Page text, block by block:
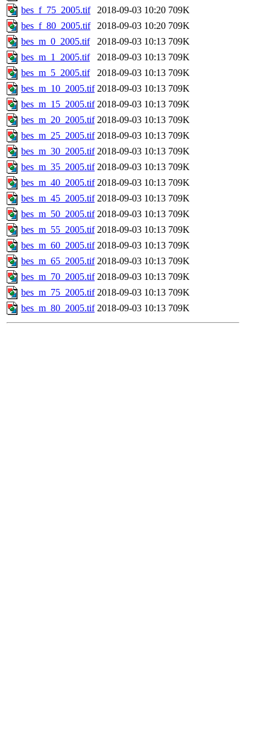
bes_f_75_2005.tif
2018-09-03 10:20 709K
bes_f_80_2005.tif
2018-09-03 10:20 709K
bes_m_0_2005.tif
2018-09-03 10:13 709K
bes_m_1_2005.tif
2018-09-03 10:13 709K
bes_m_5_2005.tif
2018-09-03 10:13 709K
bes_m_10_2005.tif 2018-09-03 10:13 709K
bes_m_15_2005.tif 2018-09-03 10:13 709K
bes_m_20_2005.tif 2018-09-03 10:13 709K
bes_m_25_2005.tif 2018-09-03 10:13 709K
bes_m_30_2005.tif 2018-09-03 10:13 709K
bes_m_35_2005.tif 2018-09-03 10:13 709K
bes_m_40_2005.tif 2018-09-03 10:13 709K
bes_m_45_2005.tif 2018-09-03 10:13 709K
bes_m_50_2005.tif 2018-09-03 10:13 709K
bes_m_55_2005.tif 2018-09-03 10:13 709K
bes_m_60_2005.tif 2018-09-03 10:13 709K
bes_m_65_2005.tif 2018-09-03 10:13 709K
bes_m_70_2005.tif 2018-09-03 10:13 709K
bes_m_75_2005.tif 2018-09-03 10:13 709K
bes_m_80_2005.tif 2018-09-03 10:13 709K